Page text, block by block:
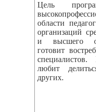
Цель
области
организаций
и высшего
готовит
любит
других.